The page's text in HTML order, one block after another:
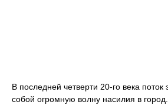
В последней четверти 20-го века поток
собой огромную волну насилия в